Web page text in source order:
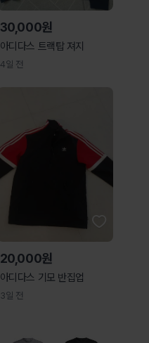
30,000원
아디다스 트랙탑 져지
4일 전
20,000원
아디다스 기모 반집업
3일 전